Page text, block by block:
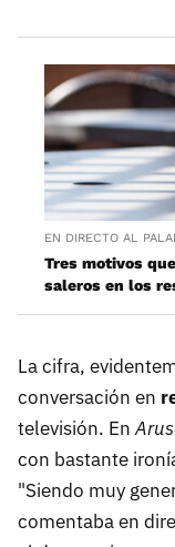
EN DIRECTO AL
Tres motivos
saleros en los
La cifra,
conversación en
televisión. En
con bastante
"Siendo muy
comentaba en